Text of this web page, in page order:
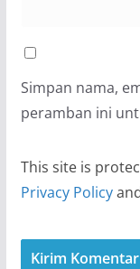
Simpan nama,
peramban ini
This site is
Privacy Policy